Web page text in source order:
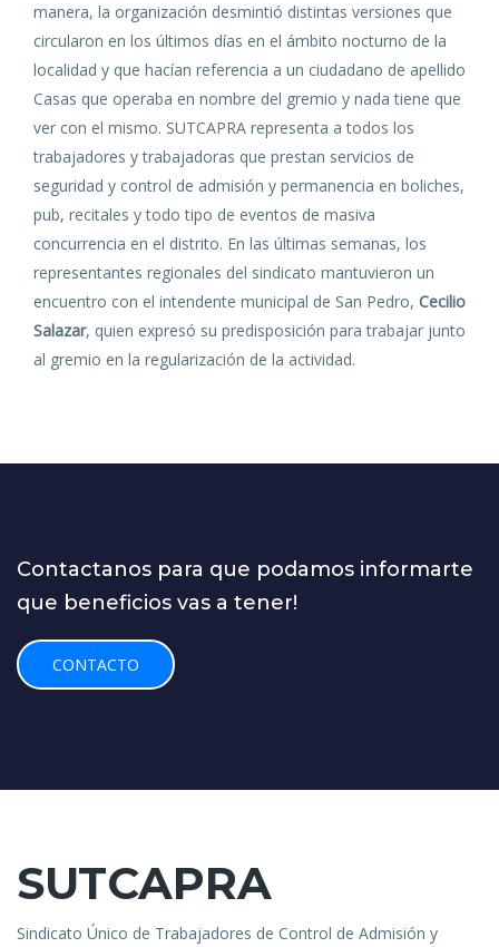
manera, la organización desmintió distintas versiones que
circularon en los últimos días en el ámbito nocturno de la
localidad y que hacían referencia a un ciudadano de apellido
Casas que operaba en nombre del gremio y nada tiene que
ver con el mismo. SUTCAPRA representa a todos los
trabajadores y trabajadoras que prestan servicios de
seguridad y control de admisión y permanencia en boliches,
pub, recitales y todo tipo de eventos de masiva
concurrencia en el distrito. En las últimas semanas, los
representantes regionales del sindicato mantuvieron un
encuentro con el intendente municipal de San Pedro, Cecilio
Salazar, quien expresó su predisposición para trabajar junto
al gremio en la regularización de la actividad.
Contactanos para que podamos informarte
que beneficios vas a tener!
CONTACTO
SUTCAPRA
Sindicato Único de Trabajadores de Control de Admisión y